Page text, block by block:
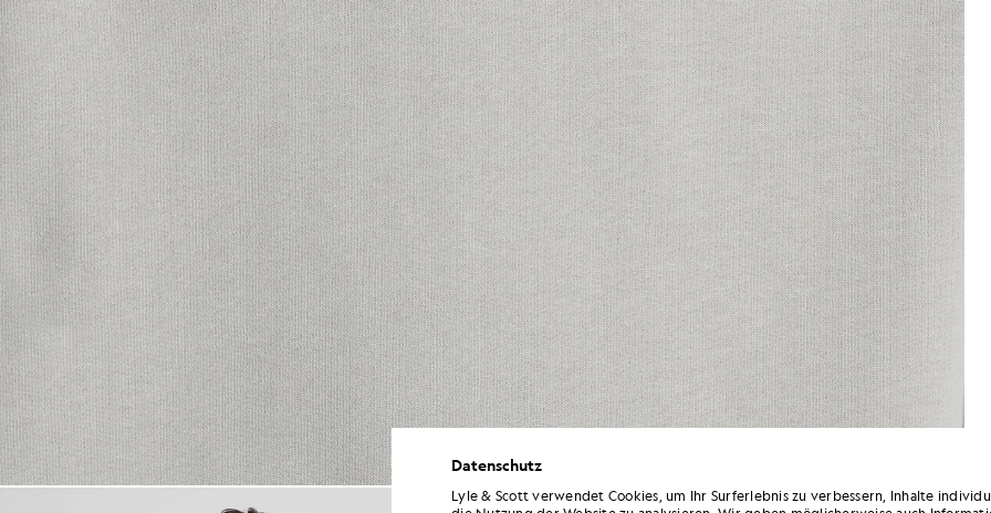
Mann trägt einen Hoodie mit „Cotton Script“-Logo in der Farbe „Cold Grey“
Mann trägt einen Hoodie mit
Datenschutz
Lyle & Scott verwendet Cookies, um Ihr Surferlebnis zu verbessern, Inhalte